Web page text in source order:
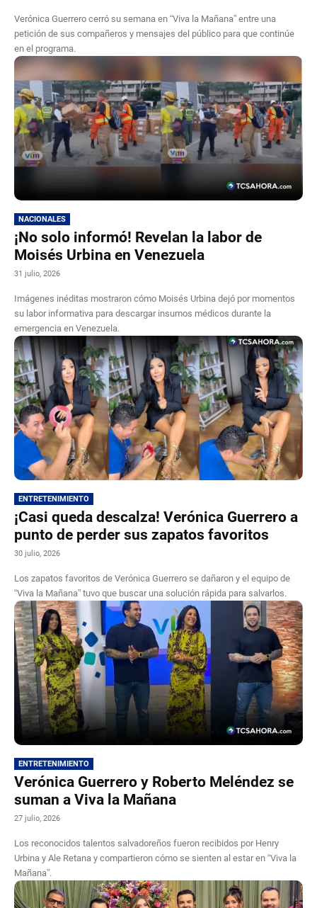
Verónica Guerrero cerró su semana en “Viva la Mañana” entre una
petición de sus compañeros y mensajes del público para que continúe
en el programa.
NACIONALES
¡No solo informó! Revelan la labor de
Moisés Urbina en Venezuela
31 julio, 2026
Imágenes inéditas mostraron cómo Moisés Urbina dejó por momentos
su labor informativa para descargar insumos médicos durante la
emergencia en Venezuela.
ENTRETENIMIENTO
¡Casi queda descalza! Verónica Guerrero a
punto de perder sus zapatos favoritos
30 julio, 2026
Los zapatos favoritos de Verónica Guerrero se dañaron y el equipo de
“Viva la Mañana” tuvo que buscar una solución rápida para salvarlos.
ENTRETENIMIENTO
Verónica Guerrero y Roberto Meléndez se
suman a Viva la Mañana
27 julio, 2026
Los reconocidos talentos salvadoreños fueron recibidos por Henry
Urbina y Ale Retana y compartieron cómo se sienten al estar en “Viva la
Mañana”.